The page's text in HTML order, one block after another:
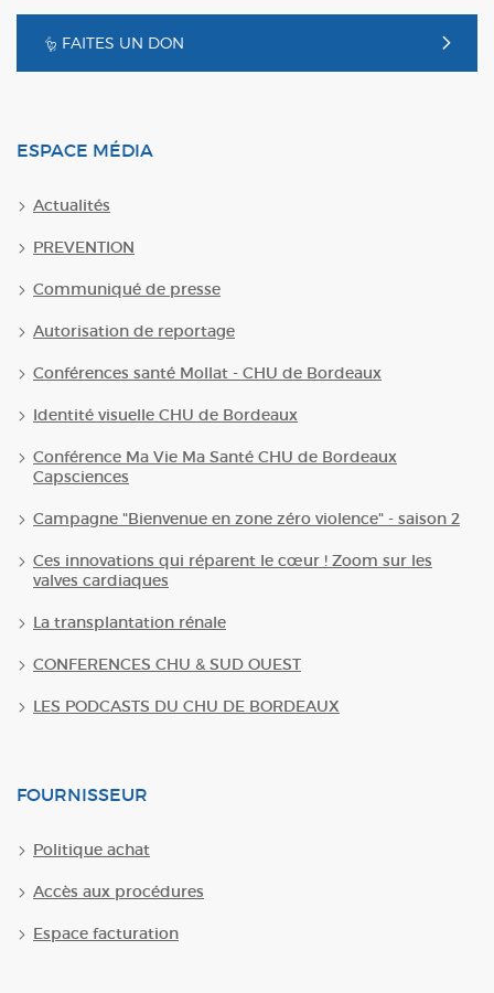
FAITES UN DON
ESPACE MÉDIA
Actualités
PREVENTION
Communiqué de presse
Autorisation de reportage
Conférences santé Mollat - CHU de Bordeaux
Identité visuelle CHU de Bordeaux
Conférence Ma Vie Ma Santé CHU de Bordeaux
Capsciences
Campagne "Bienvenue en zone zéro violence" - saison 2
Ces innovations qui réparent le cœur ! Zoom sur les
valves cardiaques
La transplantation rénale
CONFERENCES CHU & SUD OUEST
LES PODCASTS DU CHU DE BORDEAUX
FOURNISSEUR
Politique achat
Accès aux procédures
Espace facturation